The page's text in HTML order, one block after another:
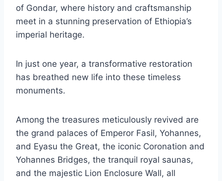
of Gondar, where history and craftsmanship
meet in a stunning preservation of Ethiopia’s
imperial heritage.
In just one year, a transformative restoration
has breathed new life into these timeless
monuments.
Among the treasures meticulously revived are
the grand palaces of Emperor Fasil, Yohannes,
and Eyasu the Great, the iconic Coronation and
Yohannes Bridges, the tranquil royal saunas,
and the majestic Lion Enclosure Wall, all